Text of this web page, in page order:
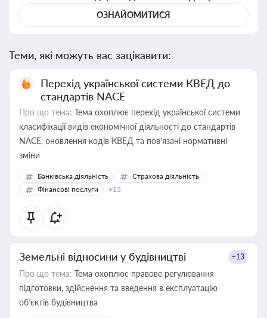
ОЗНАЙОМИТИСЯ
Теми, які можуть вас зацікавити:
Перехід української системи КВЕД до
стандартів NACE
Про що тема: Тема охоплює перехід української системи
класифікації видів економічної діяльності до стандартів
NACE, оновлення кодів КВЕД та пов'язані нормативні
зміни
Банківська діяльність
Страхова діяльність
Фінансові послуги
+13
Земельні відносини у будівництві +13
Про що тема: Тема охоплює правове регулювання
підготовки, здійснення та введення в експлуатацію
об’єктів будівництва